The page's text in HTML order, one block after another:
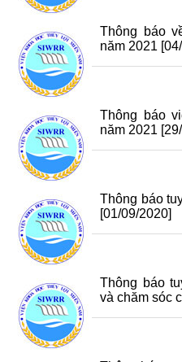
Thông báo
năm 2021
Thông báo
năm 2021
Thông báo
[01/09/2020]
Thông báo
và chăm sóc